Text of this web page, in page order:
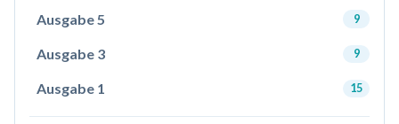
Ausgabe 5 9
Ausgabe 3 9
Ausgabe 1 15